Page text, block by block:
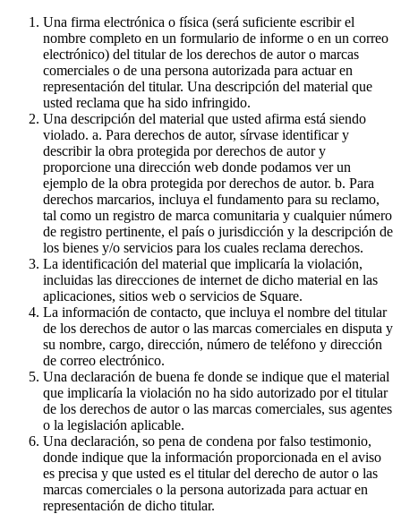
Todos los productos
Lo último
Novedades
Registro de funciones
Descubrir
Descripción general
Cambia a Square
Tipos
Cafés
Servicio rápido
Servicio completo
Bares y cervecerías
Food trucks
Servicios de catering
Panaderías
Capacidades
Una firma electrónica o física (será suficiente escribir el
nombre completo en un formulario de informe o en un correo
electrónico) del titular de los derechos de autor o marcas
comerciales o de una persona autorizada para actuar en
representación del titular. Una descripción del material que
usted reclama que ha sido infringido.
Una descripción del material que usted afirma está siendo
violado. a. Para derechos de autor, sírvase identificar y
describir la obra protegida por derechos de autor y
proporcione una dirección web donde podamos ver un
ejemplo de la obra protegida por derechos de autor. b. Para
derechos marcarios, incluya el fundamento para su reclamo,
tal como un registro de marca comunitaria y cualquier número
de registro pertinente, el país o jurisdicción y la descripción de
los bienes y/o servicios para los cuales reclama derechos.
La identificación del material que implicaría la violación,
incluidas las direcciones de internet de dicho material en las
aplicaciones, sitios web o servicios de Square.
La información de contacto, que incluya el nombre del titular
de los derechos de autor o las marcas comerciales en disputa y
su nombre, cargo, dirección, número de teléfono y dirección
de correo electrónico.
Una declaración de buena fe donde se indique que el material
que implicaría la violación no ha sido autorizado por el titular
de los derechos de autor o las marcas comerciales, sus agentes
o la legislación aplicable.
Una declaración, so pena de condena por falso testimonio,
donde indique que la información proporcionada en el aviso
es precisa y que usted es el titular del derecho de autor o las
marcas comerciales o la persona autorizada para actuar en
representación de dicho titular.